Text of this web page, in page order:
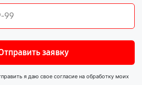
заявку
я даю свое согласие на обработку моих